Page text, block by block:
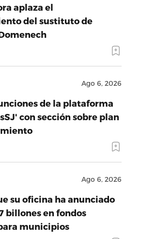
aplaza el
del sustituto de
Ago 6, 2026
de la plataforma
con sección sobre plan
Ago 6, 2026
su oficina ha anunciado
billones en fondos
municipios